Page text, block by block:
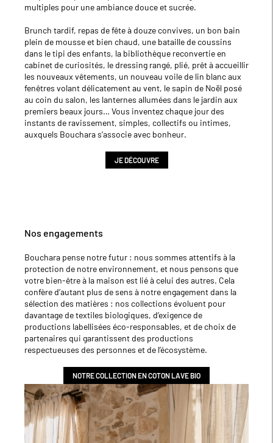
multiples pour une ambiance douce et sucrée.
Brunch tardif, repas de fête à douze convives, un bon bain
plein de mousse et bien chaud, une bataille de coussins
dans le tipi des enfants, la bibliothèque reconvertie en
cabinet de curiosités, le dressing rangé, plié, prêt à accueillir
les nouveaux vêtements, un nouveau voile de lin blanc aux
fenêtres volant délicatement au vent, le sapin de Noël posé
au coin du salon, les lanternes allumées dans le jardin aux
premiers beaux jours… Vous inventez chaque jour des
instants de ravissement, simples, collectifs ou intimes,
auxquels Bouchara s’associe avec bonheur.
JE DÉCOUVRE
Nos engagements
Bouchara pense notre futur : nous sommes attentifs à la
protection de notre environnement, et nous pensons que
votre bien-être à la maison est lié à celui des autres. Cela
confère d’autant plus de sens à notre engagement dans la
sélection des matières : nos collections évoluent pour
davantage de textiles biologiques, d’exigence de
productions labellisées éco-responsables, et de choix de
partenaires qui garantissent des productions
respectueuses des personnes et de l’écosystème.
NOTRE COLLECTION EN COTON LAVE BIO